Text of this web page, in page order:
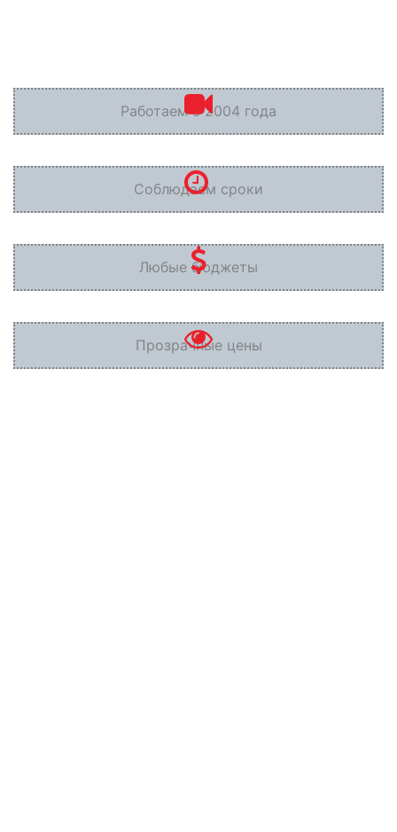
Работаем с 2004 года
Соблюдаем сроки
Любые бюджеты
Прозрачные цены